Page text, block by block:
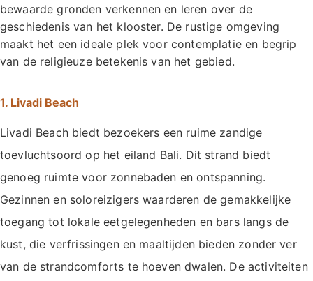
bewaarde gronden verkennen en leren over de
geschiedenis van het klooster. De rustige omgeving
maakt het een ideale plek voor contemplatie en begrip
van de religieuze betekenis van het gebied.
1. Livadi Beach
Livadi Beach biedt bezoekers een ruime zandige
toevluchtsoord op het eiland Bali. Dit strand biedt
genoeg ruimte voor zonnebaden en ontspanning.
Gezinnen en soloreizigers waarderen de gemakkelijke
toegang tot lokale eetgelegenheden en bars langs de
kust, die verfrissingen en maaltijden bieden zonder ver
van de strandcomforts te hoeven dwalen. De activiteiten